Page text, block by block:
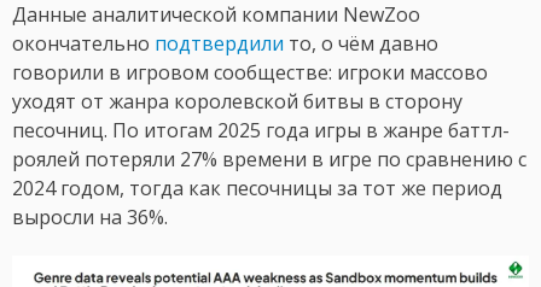
Данные аналитической компании NewZoo
окончательно подтвердили то, о чём давно
говорили в игровом сообществе: игроки массово
уходят от жанра королевской битвы в сторону
песочниц. По итогам 2025 года игры в жанре баттл-
роялей потеряли 27% времени в игре по сравнению с
2024 годом, тогда как песочницы за тот же период
выросли на 36%.